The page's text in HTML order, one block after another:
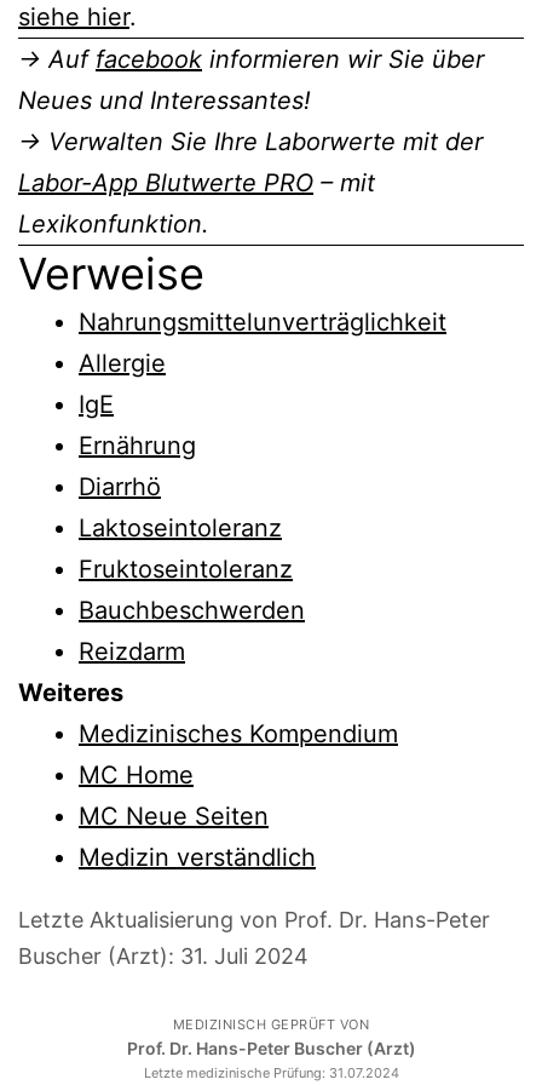
siehe hier.
→ Auf facebook informieren wir Sie über
Neues und Interessantes!
→ Verwalten Sie Ihre Laborwerte mit der
Labor-App Blutwerte PRO – mit
Lexikonfunktion.
Verweise
Nahrungsmittelunverträglichkeit
Allergie
IgE
Ernährung
Diarrhö
Laktoseintoleranz
Fruktoseintoleranz
Bauchbeschwerden
Reizdarm
Weiteres
Medizinisches Kompendium
MC Home
MC Neue Seiten
Medizin verständlich
Letzte Aktualisierung von Prof. Dr. Hans-Peter
Buscher (Arzt): 31. Juli 2024
MEDIZINISCH GEPRÜFT VON
Prof. Dr. Hans-Peter Buscher (Arzt)
Letzte medizinische Prüfung: 31.07.2024